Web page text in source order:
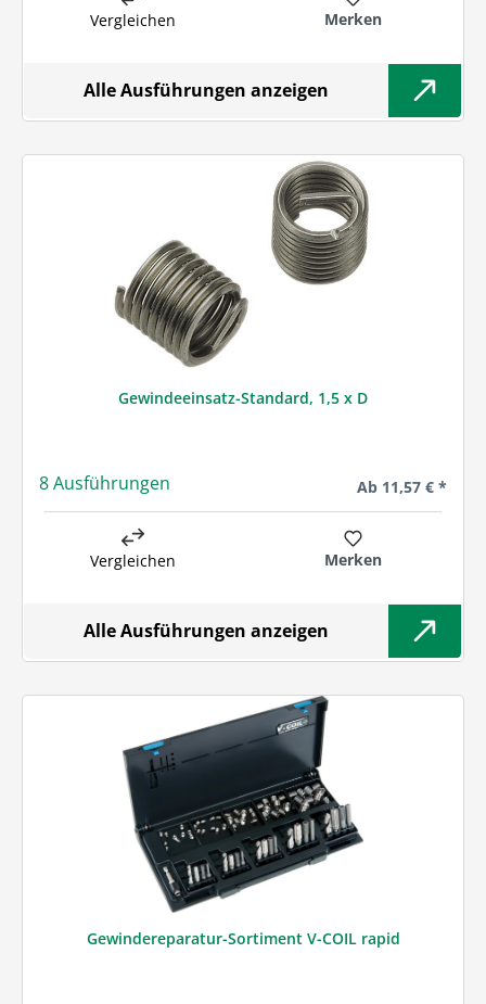
Vergleichen Merken
Alle Ausführungen anzeigen
Gewindeeinsatz-Standard, 1,5 x D
8 Ausführungen Regulärer Preis:
Ab 11,57 € *
Vergleichen Merken
Alle Ausführungen anzeigen
Gewindereparatur-Sortiment V-COIL rapid